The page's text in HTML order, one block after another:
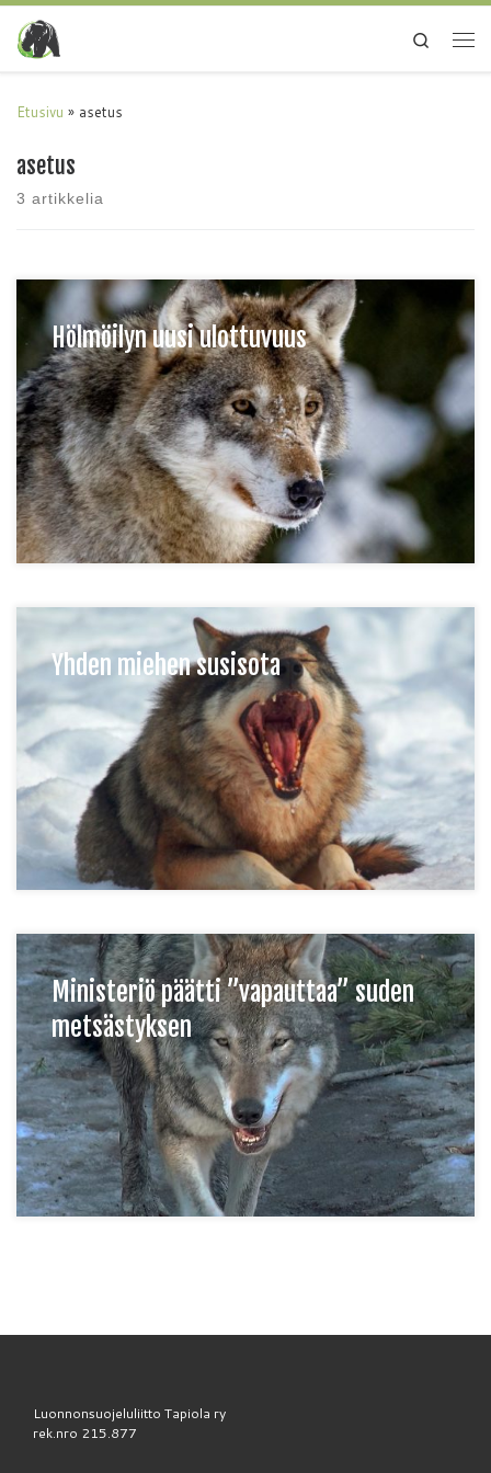
Search
Etusivu » asetus
asetus
3 artikkelia
Hölmöilyn uusi ulottuvuus
Yhden miehen susisota
Ministeriö päätti ”vapauttaa” suden
metsästyksen
Luonnonsuojeluliitto Tapiola ry
rek.nro 215.877